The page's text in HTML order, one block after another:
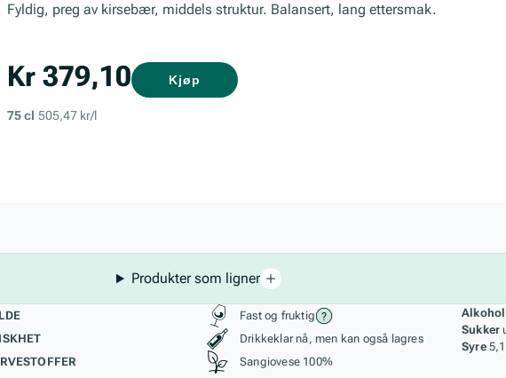
Fyldig, preg av kirsebær, middels struktur. Balansert, lang ettersmak.
Kr 379,10
75 cl 505,47 kr/l
Kjøp
Produkter som ligner
Stil, lagring og råstoff
Fast og fruktig
Drikkeklar nå, men kan også lagres
Sangiovese 100%
Alkohol
Sukker
Syre